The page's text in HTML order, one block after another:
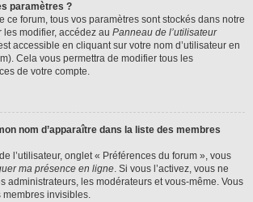
paramètres ?
ce forum, tous vos paramètres sont stockés dans notre
modifier, accédez au Panneau de l’utilisateur
accessible en cliquant sur votre nom d’utilisateur en
Cela vous permettra de modifier tous les
de votre compte.
nom d’apparaître dans la liste des membres
l’utilisateur, onglet « Préférences du forum », vous
ma présence en ligne. Si vous l’activez, vous ne
administrateurs, les modérateurs et vous-même. Vous
membres invisibles.